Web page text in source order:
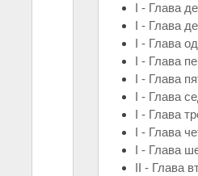
I - Глава
I - Глава
I - Глава
I - Глава
I - Глава
I - Глава
I - Глава
I - Глава
I - Глава
II - Глава